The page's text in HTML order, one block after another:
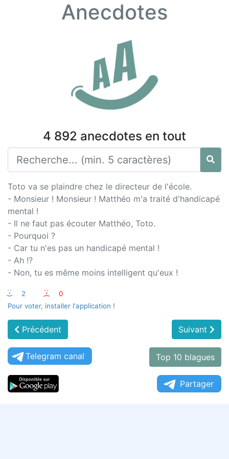
Anecdotes
4 892 anecdotes en tout
Toto va se plaindre chez le directeur de l'école.
- Monsieur ! Monsieur ! Matthéo m'a traité d'handicapé
mental !
- Il ne faut pas écouter Matthéo, Toto.
- Pourquoi ?
- Car tu n'es pas un handicapé mental !
- Ah !?
- Non, tu es même moins intelligent qu'eux !
:-) 2 :-(
0
Pour voter, installer l'application !
Précédent Suivant
Telegram canal Top 10 blagues
Partager